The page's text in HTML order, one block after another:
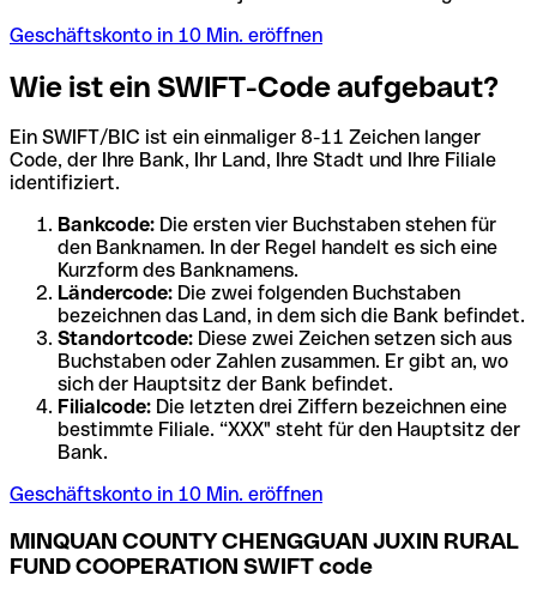
Geschäftskonto in 10 Min. eröffnen
Wie ist ein SWIFT-Code aufgebaut?
Ein SWIFT/BIC ist ein einmaliger 8-11 Zeichen langer
Code, der Ihre Bank, Ihr Land, Ihre Stadt und Ihre Filiale
identifiziert.
Bankcode: Die ersten vier Buchstaben stehen für
den Banknamen. In der Regel handelt es sich eine
Kurzform des Banknamens.
Ländercode: Die zwei folgenden Buchstaben
bezeichnen das Land, in dem sich die Bank befindet.
Standortcode: Diese zwei Zeichen setzen sich aus
Buchstaben oder Zahlen zusammen. Er gibt an, wo
sich der Hauptsitz der Bank befindet.
Filialcode: Die letzten drei Ziffern bezeichnen eine
bestimmte Filiale. “XXX" steht für den Hauptsitz der
Bank.
Geschäftskonto in 10 Min. eröffnen
MINQUAN COUNTY CHENGGUAN JUXIN RURAL
FUND COOPERATION SWIFT code